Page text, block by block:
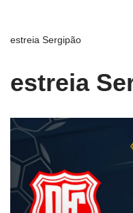
estreia Sergipão
estreia